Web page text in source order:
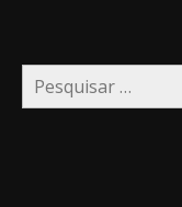
Pesquisar
por: